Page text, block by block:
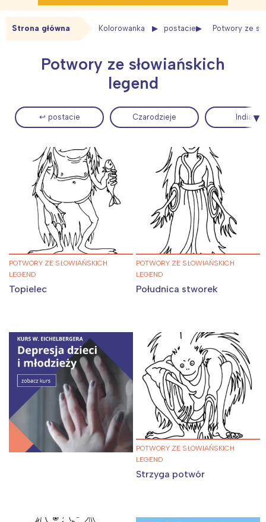
Strona główna Kolorowanka postacie Potwory ze
Potwory ze słowiańskich
legend
↩ postacie Czarodzieje Indianie
POTWORY ZE SŁOWIAŃSKICH
LEGEND
Topielec
POTWORY ZE SŁOWIAŃSKICH
LEGEND
Południca stworek
POTWORY ZE SŁOWIAŃSKICH
LEGEND
Strzyga potwór